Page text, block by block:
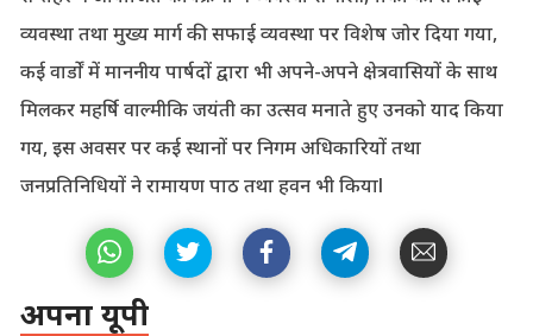
व्यवस्था तथा मुख्य मार्ग की सफाई व्यवस्था पर विशेष जोर दिया गया,
कई वार्डों में माननीय पार्षदों द्वारा भी अपने-अपने क्षेत्रवासियों के साथ
मिलकर महर्षि वाल्मीकि जयंती का उत्सव मनाते हुए उनको याद किया
गय, इस अवसर पर कई स्थानों पर निगम अधिकारियों तथा
जनप्रतिनिधियों ने रामायण पाठ तथा हवन भी कियाl
अपना यूपी